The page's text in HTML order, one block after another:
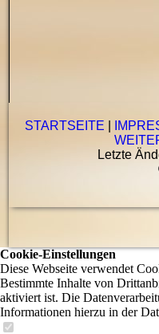
STARTSEITE
Letzte
Cookie-Einstellungen
Diese Webseite verwendet
Bestimmte Inhalte von
aktiviert ist. Die
Informationen hierzu in der